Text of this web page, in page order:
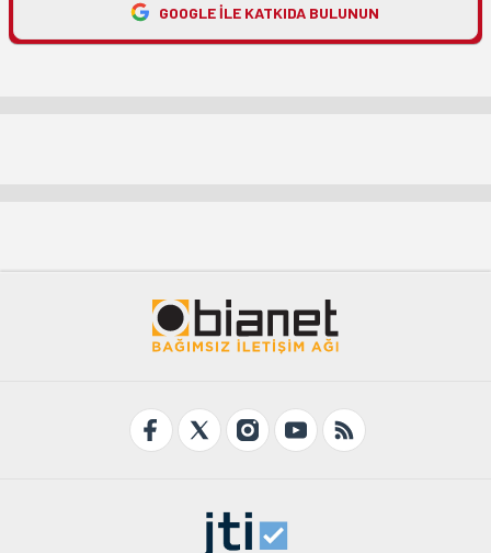
GOOGLE ILE KATKIDA BULUNUN